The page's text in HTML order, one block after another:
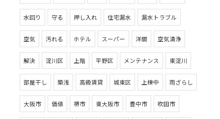
水回り 守る 押し入れ 住宅漏水 漏水トラブル
空気 汚れる ホテル スーパー 洋間 空気清浄
解決 淀川区 上階 平野区 メンテナンス 東淀川
部屋干し 築浅 高級賃貸 城東区 上棟中 雨ざらし
大阪市 価値 堺市 東大阪市 豊中市 吹田市